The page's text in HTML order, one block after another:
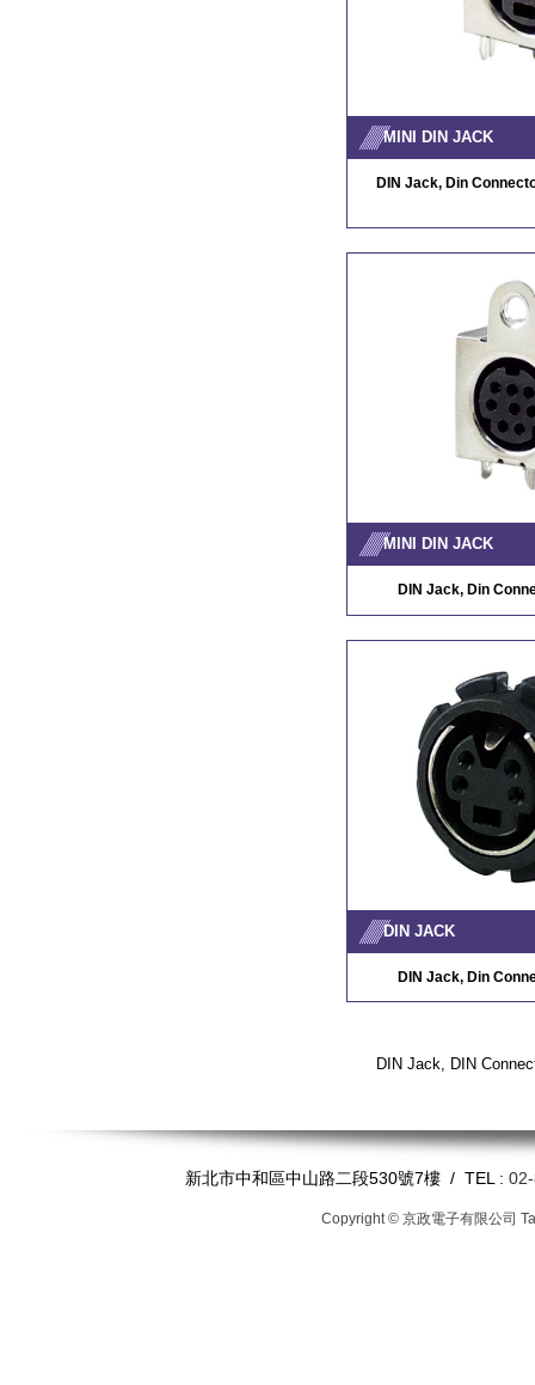
MINI DIN JACK
DIN Jack, Din
MINI DIN JACK
DIN Jack, Din
DIN JACK
DIN Jack, Din
DIN Jack, DIN
新北市中和區中山路二段530號7樓 / TEL :
Copyright © 京政電子有限公司